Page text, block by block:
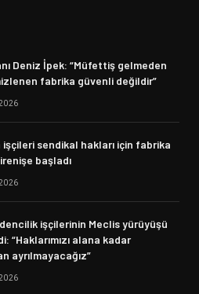
Deniz İpek: “Müfettiş gelmeden
fabrika güvenli değildir”
sendikal hakları için fabrika
başladı
işçilerinin Meclis yürüyüşü
“Haklarımızı alana kadar
ayrılmayacağız”